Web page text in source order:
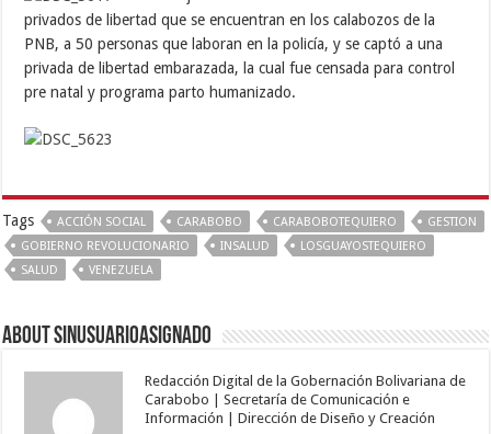
privados de libertad que se encuentran en los calabozos de la
PNB, a 50 personas que laboran en la policía, y se captó a una
privada de libertad embarazada, la cual fue censada para control
pre natal y programa parto humanizado.
Tags ACCIÓN SOCIAL CARABOBO CARABOBOTEQUIERO
GESTION
GOBIERNO REVOLUCIONARIO
INSALUD
LOSGUAYOSTEQUIERO
SALUD
VENEZUELA
About sinusuarioasignado
Redacción Digital de la Gobernación Bolivariana de
Carabobo | Secretaría de Comunicación e
Información | Dirección de Diseño y Creación